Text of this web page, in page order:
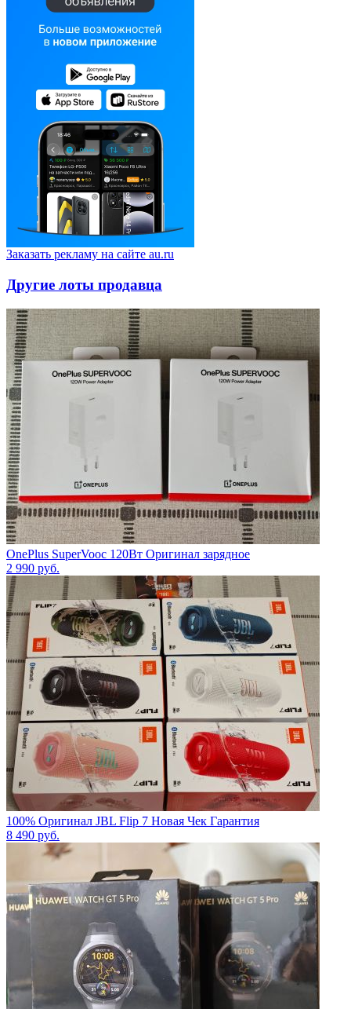
Заказать рекламу на сайте au.ru
Другие лоты продавца
OnePlus SuperVooc 120Вт Оригинал зарядное
2 990 руб.
100% Оригинал JBL Flip 7 Новая Чек Гарантия
8 490 руб.